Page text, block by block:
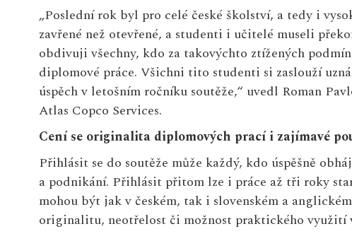
„Poslední rok byl pro celé české školství, a tedy i
zavřené než otevřené, a studenti i učitelé museli
obdivuji všechny, kdo za takovýchto ztížených
diplomové práce. Všichni tito studenti si zaslouží
úspěch v letošním ročníku soutěže,“ uvedl Roman
Atlas Copco Services.
Cení se originalita diplomových prací i zajímavé
Přihlásit se do soutěže může každý, kdo úspěšně
a podnikání. Přihlásit přitom lze i práce až tři roky
mohou být jak v českém, tak i slovenském a
originalitu, neotřelost či možnost praktického využití